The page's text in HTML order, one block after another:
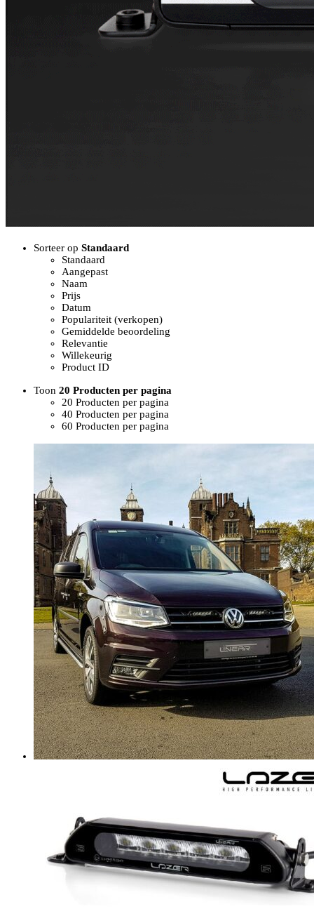
Sorteer op Standaard
Standaard
Aangepast
Naam
Prijs
Datum
Populariteit (verkopen)
Gemiddelde beoordeling
Relevantie
Willekeurig
Product ID
Toon 20 Producten per pagina
20 Producten per pagina
40 Producten per pagina
60 Producten per pagina